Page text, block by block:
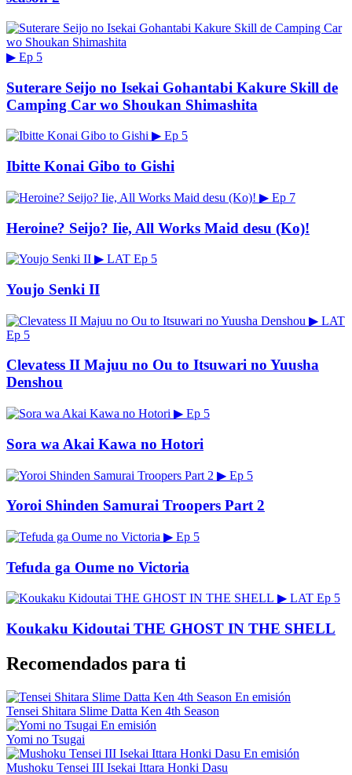
▶ Ep 5
Suterare Seijo no Isekai Gohantabi Kakure Skill de
Camping Car wo Shoukan Shimashita
▶ Ep 5
Ibitte Konai Gibo to Gishi
▶ Ep 7
Heroine? Seijo? Iie, All Works Maid desu (Ko)!
▶ LAT Ep 5
Youjo Senki II
▶ LAT
Ep 5
Clevatess II Majuu no Ou to Itsuwari no Yuusha
Denshou
▶ Ep 5
Sora wa Akai Kawa no Hotori
▶ Ep 5
Yoroi Shinden Samurai Troopers Part 2
▶ Ep 5
Tefuda ga Oume no Victoria
▶ LAT Ep 5
Koukaku Kidoutai THE GHOST IN THE SHELL
Recomendados para ti
En emisión
Tensei Shitara Slime Datta Ken 4th Season
En emisión
Yomi no Tsugai
En emisión
Mushoku Tensei III Isekai Ittara Honki Dasu